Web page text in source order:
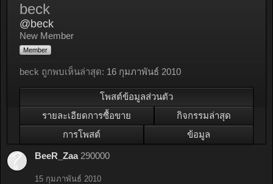
beck
@beck
New Member
Member
beck ถูกพบเห็นล่าสุด: 16 กุมภาพันธ์ 2010
โพสต์ข้อมูลส่วนตัว
รายละเอียดการซื้อขาย
กิจกรรมล่าสุด
การโพสต์
ข้อมูล
BeeR_Zaa 290000
15 กุมภาพันธ์ 2010